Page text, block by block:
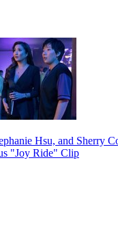
Hsu, and Sherry
"Joy Ride" Clip